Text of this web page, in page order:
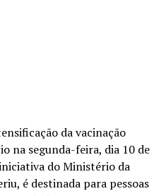
da vacinação
na segunda-feira, dia 10 de
do Ministério da
é destinada para pessoas